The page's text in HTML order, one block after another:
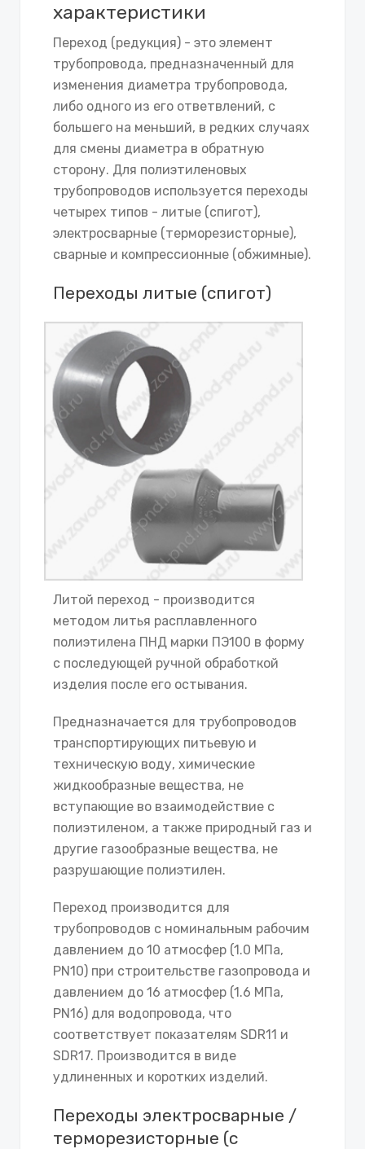
характеристики
Переход (редукция) - это элемент
трубопровода, предназначенный для
изменения диаметра трубопровода,
либо одного из его ответвлений, с
большего на меньший, в редких случаях
для смены диаметра в обратную
сторону. Для полиэтиленовых
трубопроводов используется переходы
четырех типов - литые (спигот),
электросварные (терморезисторные),
сварные и компрессионные (обжимные).
Переходы литые (спигот)
Литой переход - производится
методом литья расплавленного
полиэтилена ПНД марки ПЭ100 в форму
с последующей ручной обработкой
изделия после его остывания.
Предназначается для трубопроводов
транспортирующих питьевую и
техническую воду, химические
жидкообразные вещества, не
вступающие во взаимодействие с
полиэтиленом, а также природный газ и
другие газообразные вещества, не
разрушающие полиэтилен.
Переход производится для
трубопроводов с номинальным рабочим
давлением до 10 атмосфер (1.0 МПа,
PN10) при строительстве газопровода и
давлением до 16 атмосфер (1.6 МПа,
PN16) для водопровода, что
соответствует показателям SDR11 и
SDR17. Производится в виде
удлиненных и коротких изделий.
Переходы электросварные /
терморезисторные (с